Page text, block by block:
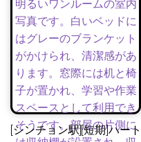
[シンチョン駅][短期]ハート